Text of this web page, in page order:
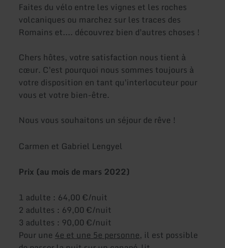
Faites du vélo entre les vignes et les roches
volcaniques ou marchez sur les traces des
Romains et.... découvrez bien d'autres choses !
Chers hôtes, votre satisfaction nous tient à
cœur. C'est pourquoi nous sommes toujours à
votre disposition en tant qu'interlocuteur pour
vous et votre bien-être.
Nous vous souhaitons un séjour de rêve !
Carmen et Gabriel Lengyel
Prix (au mois de mars 2022)
1 adulte : 64,00 €/nuit
2 adultes : 69,00 €/nuit
3 adultes : 90,00 €/nuit
Pour une4e et une 5e personne, il est possible